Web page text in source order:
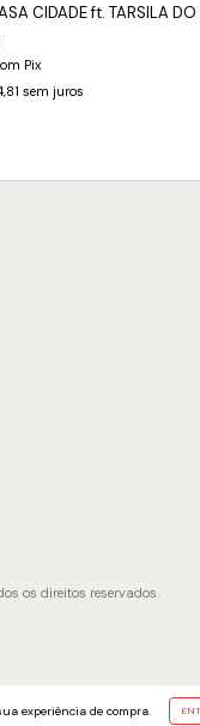
experiência de compra.
CIDADE ft. TARSILA
Pix
sem juros
os direitos reservados.